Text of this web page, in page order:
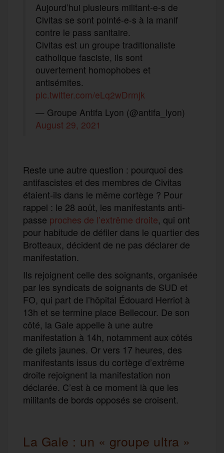
Aujourd’hui plusieurs militant-e-s de
Civitas se sont pointé-e-s à la manif
contre le pass sanitaire.
Civitas est un groupe traditionaliste
catholique fasciste, ils sont
ouvertement homophobes et
antisémites.
pic.twitter.com/eLq2wDrmjk
— Groupe Antifa Lyon (@antifa_lyon)
August 29, 2021
Reste une autre question : pourquoi des
antifascistes et des membres de Civitas
étaient-ils dans le même cortège ? Pour
rappel : le 28 août, les manifestants anti-
passe proches de l’extrême droite, qui ont
pour habitude de défiler dans le quartier des
Brotteaux, décident de ne pas déclarer de
manifestation.
Ils rejoignent celle des soignants, organisée
par les syndicats de soignants de SUD et
FO, qui part de l’hôpital Édouard Herriot à
13h et se termine place Bellecour. De son
côté, la Gale appelle à une autre
manifestation à 14h, notamment aux côtés
de gilets jaunes. Or vers 17 heures, des
manifestants issus du cortège d’extrême
droite rejoignent la manifestation non
déclarée. C’est à ce moment là que les
militants de bords opposés se croisent.
La Gale : un « groupe ultra »